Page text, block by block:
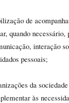
de
quando necessário,
interação
pessoais;
da
às